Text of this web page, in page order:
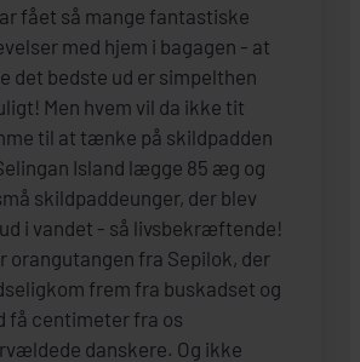
fået så mange fantastiske
med hjem i bagagen - at
det bedste ud er simpelthen
Men hvem vil da ikke tit
til at tænke på skildpadden
Island lægge 85 æg og
skildpaddeunger, der blev
i vandet - så livsbekræftende!
orangutangen fra Sepilok, der
frem fra buskadset og
få centimeter fra os
danskere. Og ikke